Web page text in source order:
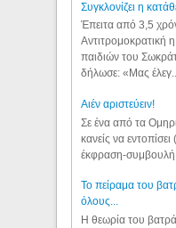
Συγκλονίζει η
Έπειτα από 3,5
Αντιτρομοκρατική
παιδιών του
δήλωσε: «Μας
Aιέν αριστεύειν!
Σε ένα από τα
κανείς να
έκφραση-συμβουλή
Το πείραμα του
όλους...
Η θεωρία του